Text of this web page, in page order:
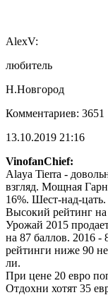
AlexV:
любитель
Н.Новгород
Комментариев: 3651
13.10.2019 21:16
VinofanChief:
Alaya Tierra -
взгляд. Мощная
16%. Шест-над-цать.
Высокий рейтинг на
Урожай 2015
на 87 баллов. 2016 -
рейтинги ниже 90
ли.
При цене 20 евро
Отдохни хотят 35